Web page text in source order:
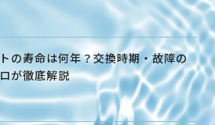
の寿命は何年？交換時期・故障の
が徹底解説